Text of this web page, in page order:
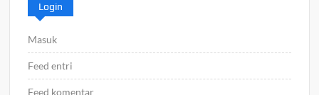
Login
Masuk
Feed entri
Feed komentar